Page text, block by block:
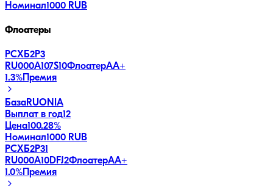
Номинал1000 RUB
Флоатеры
РСХБ2Р3
RU000A107S10ФлоатерAA+
1.3% Премия
БазаRUONIA
Выплат в год12
Цена100.28%
Номинал1000 RUB
РСХБ2Р31
RU000A10DFJ2ФлоатерAA+
1.0% Премия